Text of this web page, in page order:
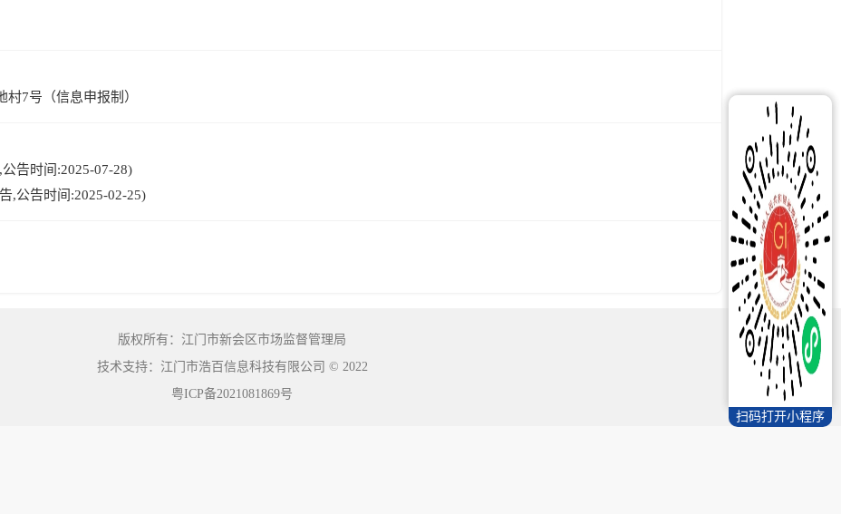
7号（信息申报制）
告时间:2025-07-28)
,公告时间:2025-02-25)
扫码打开小程序
版权所有：江门市新会区市场监督管理局
技术支持：江门市浩百信息科技有限公司 © 2022
粤ICP备2021081869号